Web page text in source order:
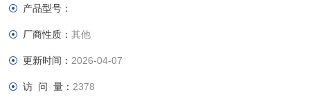
产品型号：
厂商性质：其他
更新时间： 2026-04-07
访 问 量： 2378